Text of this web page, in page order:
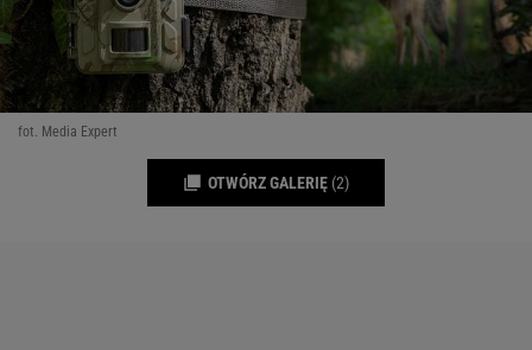
fot. Media Expert
OTWÓRZ GALERIĘ (2)